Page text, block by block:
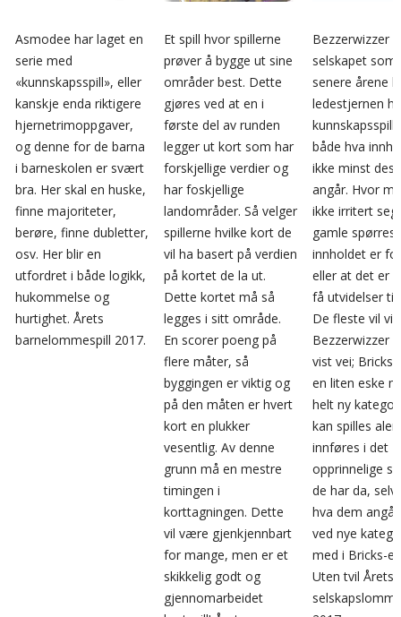
Asmodee har laget en
serie med
«kunnskapsspill», eller
kanskje enda riktigere
hjernetrimoppgaver,
og denne for de barna
i barneskolen er svært
bra. Her skal en huske,
finne majoriteter,
berøre, finne dubletter,
osv. Her blir en
utfordret i både logikk,
hukommelse og
hurtighet. Årets
barnelommespill 2017.
Et spill hvor spillerne
prøver å bygge ut sine
områder best. Dette
gjøres ved at en i
første del av runden
legger ut kort som har
forskjellige verdier og
har foskjellige
landområder. Så velger
spillerne hvilke kort de
vil ha basert på verdien
på kortet de la ut.
Dette kortet må så
legges i sitt område.
En scorer poeng på
flere måter, så
byggingen er viktig og
på den måten er hvert
kort en plukker
vesentlig. Av denne
grunn må en mestre
timingen i
korttagningen. Dette
vil være gjenkjennbart
for mange, men er et
skikkelig godt og
gjennomarbeidet
Bezzerwizzer
selskapet som
senere årene
ledestjernen
kunnskapsspill
både hva
ikke minst
angår. Hvor
ikke irritert seg
gamle
innholdet er
eller at det er
få utvidelser til
De fleste vil vi
Bezzerwizzer
vist vei; Bricks.
en liten eske
helt ny
kan spilles
innføres i det
opprinnelige
de har da,
hva dem
ved nye
med i Bricks-
Uten tvil Årets